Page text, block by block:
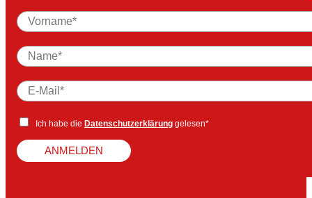
Ich habe die Datenschutzerklärung gelesen*
ANMELDEN